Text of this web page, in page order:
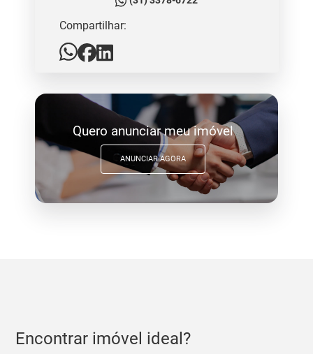
Compartilhar:
Quero anunciar meu imóvel
ANUNCIAR AGORA
Encontrar imóvel ideal?